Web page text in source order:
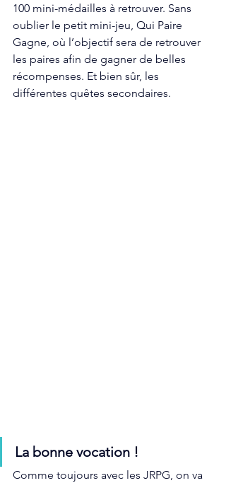
100 mini-médailles à retrouver. Sans
oublier le petit mini-jeu, Qui Paire
Gagne, où l’objectif sera de retrouver
les paires afin de gagner de belles
récompenses. Et bien sûr, les
différentes quêtes secondaires.
La bonne vocation !
Comme toujours avec les JRPG, on va